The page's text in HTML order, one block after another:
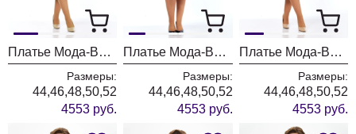
Платье Мода-Версаль 2564 коричневый
Размеры:
44,46,48,50,52
4553 руб.
Платье Мода-Версаль 2564 графит
Размеры:
44,46,48,50,52
4553 руб.
Платье Мода-Версаль 2564 бежевый
Размеры:
44,46,48,50,52
4553 руб.